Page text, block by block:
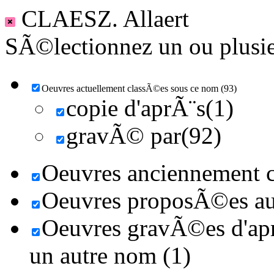
CLAESZ. Allaert
SÃ©lectionnez un ou
Oeuvres actuellement classÃ©es sous ce nom (93)
copie d'aprÃ¨s(1)
gravÃ© par(92)
Oeuvres anciennement
Oeuvres proposÃ©es
Oeuvres gravÃ©es
un autre nom (1)